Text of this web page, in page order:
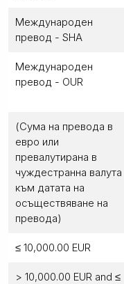
Международен
превод - SHA
Международен
превод - OUR
(Сума на превода в
евро или
превалутирана в
чуждестранна валута
към датата на
осъществяване на
превода)
≤ 10,000.00 EUR
> 10,000.00 EUR and ≤